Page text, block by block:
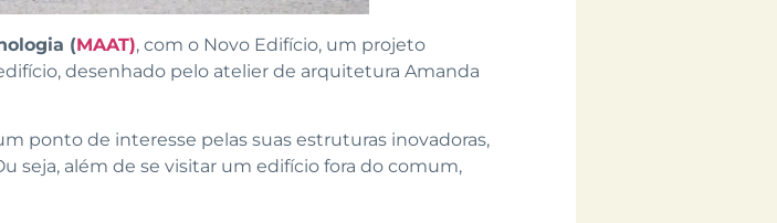
(MAAT), com o Novo Edifício, um projeto
desenhado pelo atelier de arquitetura Amanda
ponto de interesse pelas suas estruturas inovadoras,
seja, além de se visitar um edifício fora do comum,